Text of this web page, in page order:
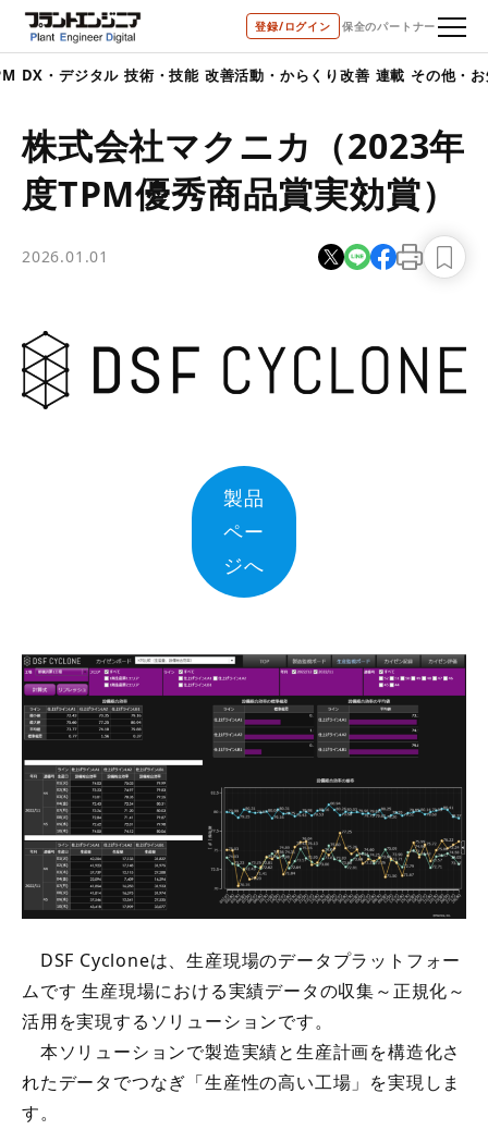
登録/ログイン 保全のパートナー
DX・デジタル 技術・技能 改善活動・からくり改善 連載 その他・
株式会社マクニカ（2023年
度TPM優秀商品賞実効賞）
2026.01.01
製品
ペー
ジへ
DSF Cycloneは、生産現場のデータプラットフォー
ムです 生産現場における実績データの収集～正規化～
活用を実現するソリューションです。
本ソリューションで製造実績と生産計画を構造化さ
れたデータでつなぎ「生産性の高い工場」を実現しま
す。